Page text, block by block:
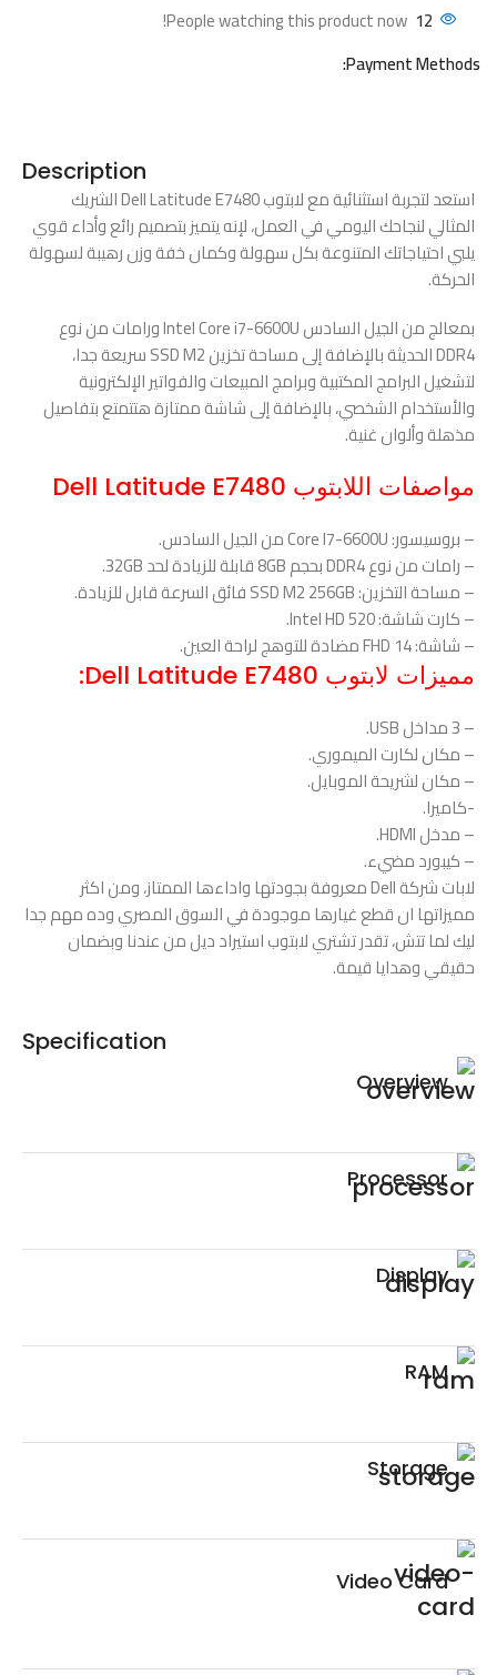
12
People watching this product now!
Payment Methods:
Description
استعد لتجربة استثنائية مع لابتوب Dell Latitude E7480 الشريك
المثالي لنجاحك اليومي في العمل، لإنه يتميز بتصميم رائع وأداء قوي
يلبي احتياجاتك المتنوعة بكل سهولة وكمان خفة وزن رهيبة لسهولة
الحركة.
بمعالج من الجيل السادس Intel Core i7-6600U ورامات من نوع
DDR4 الحديثة بالإضافة إلى مساحة تخزين SSD M2 سريعة جدا،
لتشغيل البرامج المكتبية وبرامج المبيعات والفواتير الإلكترونية
والأستخدام الشخصي، بالإضافة إلى شاشة ممتازة هتتمتع بتفاصيل
مذهلة وألوان غنية.
مواصفات اللابتوب Dell Latitude E7480
– بروسيسور: Core I7-6600U من الجيل السادس.
– رامات من نوع DDR4 بحجم 8GB قابلة للزيادة لحد 32GB.
– مساحة التخزين: SSD M2 256GB فائق السرعة قابل للزيادة.
– كارت شاشة: Intel HD 520.
– شاشة: 14 FHD مضادة للتوهج لراحة العين.
مميزات لابتوب Dell Latitude E7480:
– 3 مداخل USB.
– مكان لكارت الميموري.
– مكان لشريحة الموبايل.
-كاميرا.
– مدخل HDMI.
– كيبورد مضيء.
لابات شركة Dell معروفة بجودتها واداءها الممتاز، ومن اكثر
مميزاتها ان قطع غيارها موجودة في السوق المصري وده مهم جدا
ليك لما تتش، تقدر تشتري لابتوب استيراد ديل من عندنا وبضمان
حقيقي وهدايا قيمة.
Specification
Overview
Processor
Display
RAM
Storage
Video Card